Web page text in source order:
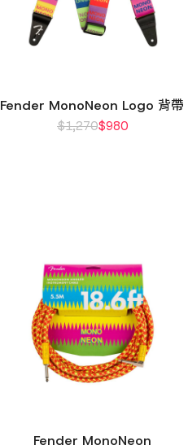
Fender MonoNeon Logo 背帶
$1,270$980
Fender MonoNeon